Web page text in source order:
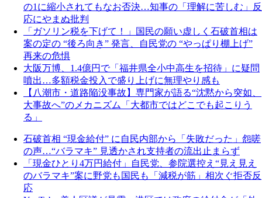
の1に縮小されてもなお否決…知事の「理解に苦しむ」反
応にやまぬ批判
「ガソリン税を下げて！」国民の願い虚しく石破首相は
案の定の “後ろ向き” 発言、自民党の “やっぱり棚上げ”
再来の危惧
大阪万博、1.4億円で「福井県全小中高生を招待」に疑問
噴出…多額税金投入で盛り上げに無理やり感も
【八潮市・道路陥没事故】専門家が語る“沈黙から突如、
大事故へ”のメカニズム「大都市ではどこでも起こりう
る」
石破首相 “現金給付” に自民内部から「失敗だった」怨嗟
の声…“バラマキ” 見透かされ支持者の流出止まらず
「現金ひとり4万円給付」自民党、参院選控え“見え見え
のバラマキ”案に野党も国民も「減税が筋」相次ぐ拒否反
応